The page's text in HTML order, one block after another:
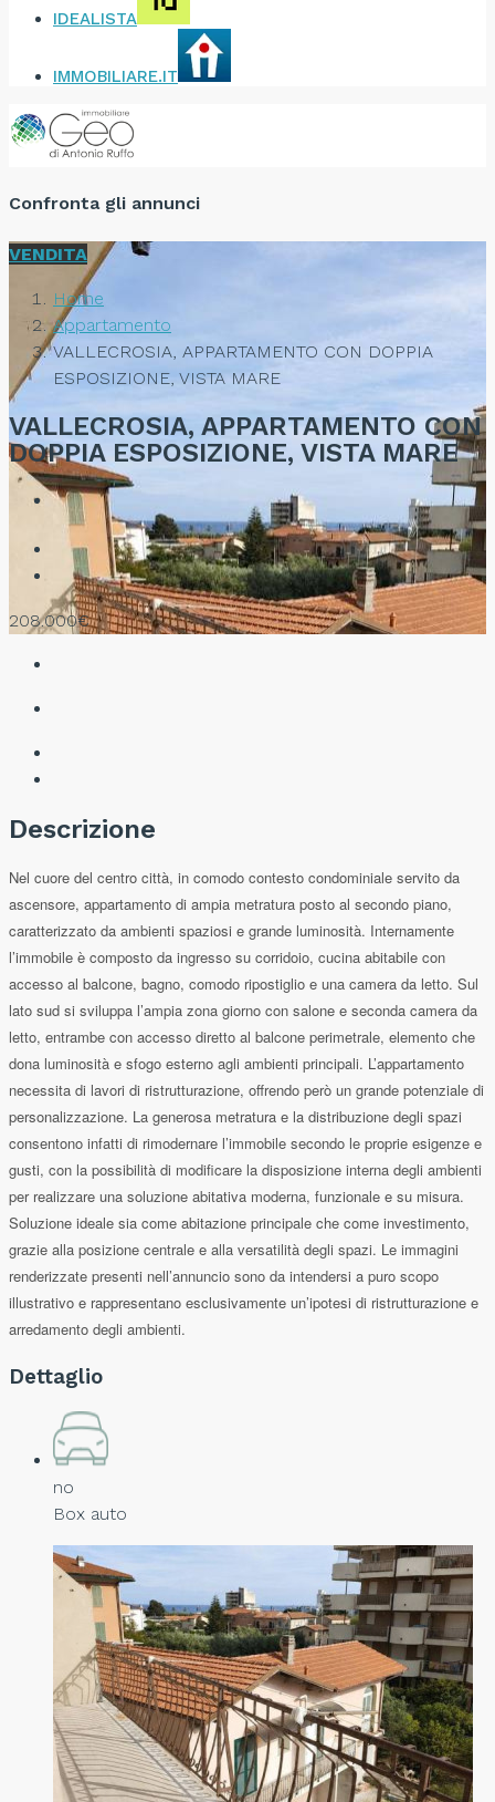
IDEALISTA
IMMOBILIARE.IT
Confronta gli annunci
VENDITA
Home
Appartamento
VALLECROSIA, APPARTAMENTO CON DOPPIA
ESPOSIZIONE, VISTA MARE
VALLECROSIA, APPARTAMENTO CON
DOPPIA ESPOSIZIONE, VISTA MARE
208.000€
Descrizione
Nel cuore del centro città, in comodo contesto condominiale servito da
ascensore, appartamento di ampia metratura posto al secondo piano,
caratterizzato da ambienti spaziosi e grande luminosità. Internamente
l’immobile è composto da ingresso su corridoio, cucina abitabile con
accesso al balcone, bagno, comodo ripostiglio e una camera da letto. Sul
lato sud si sviluppa l’ampia zona giorno con salone e seconda camera da
letto, entrambe con accesso diretto al balcone perimetrale, elemento che
dona luminosità e sfogo esterno agli ambienti principali. L’appartamento
necessita di lavori di ristrutturazione, offrendo però un grande potenziale di
personalizzazione. La generosa metratura e la distribuzione degli spazi
consentono infatti di rimodernare l’immobile secondo le proprie esigenze e
gusti, con la possibilità di modificare la disposizione interna degli ambienti
per realizzare una soluzione abitativa moderna, funzionale e su misura.
Soluzione ideale sia come abitazione principale che come investimento,
grazie alla posizione centrale e alla versatilità degli spazi. Le immagini
renderizzate presenti nell’annuncio sono da intendersi a puro scopo
illustrativo e rappresentano esclusivamente un’ipotesi di ristrutturazione e
arredamento degli ambienti.
Dettaglio
no
Box auto